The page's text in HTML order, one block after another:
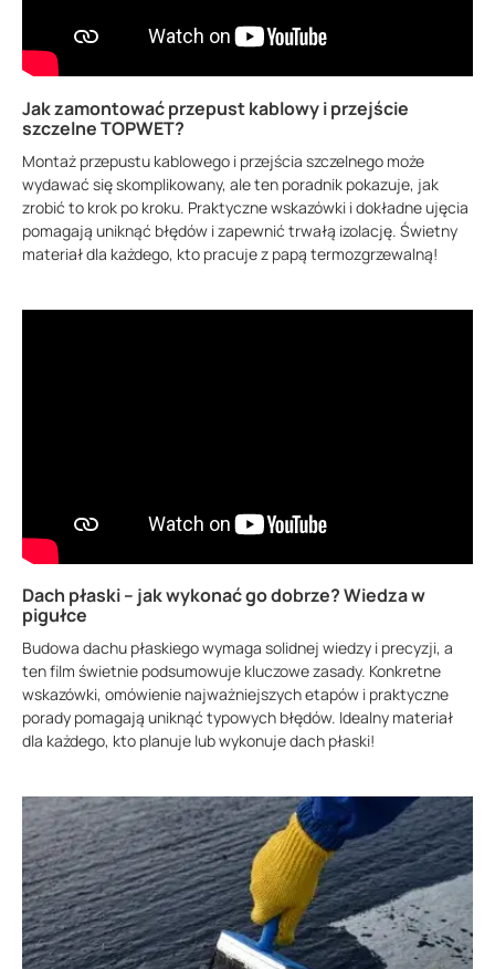
Jak zamontować przepust kablowy i przejście
szczelne TOPWET?
Montaż przepustu kablowego i przejścia szczelnego może
wydawać się skomplikowany, ale ten poradnik pokazuje, jak
zrobić to krok po kroku. Praktyczne wskazówki i dokładne ujęcia
pomagają uniknąć błędów i zapewnić trwałą izolację. Świetny
materiał dla każdego, kto pracuje z papą termozgrzewalną!
Dach płaski – jak wykonać go dobrze? Wiedza w
pigułce
Budowa dachu płaskiego wymaga solidnej wiedzy i precyzji, a
ten film świetnie podsumowuje kluczowe zasady. Konkretne
wskazówki, omówienie najważniejszych etapów i praktyczne
porady pomagają uniknąć typowych błędów. Idealny materiał
dla każdego, kto planuje lub wykonuje dach płaski!